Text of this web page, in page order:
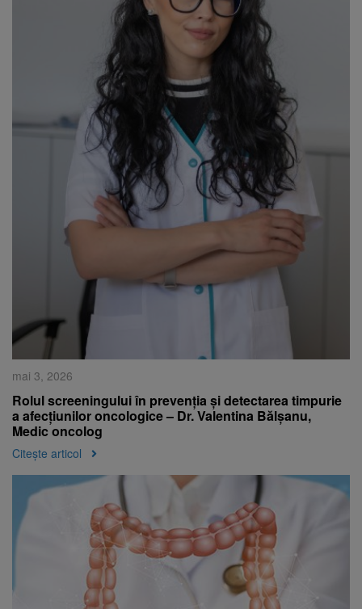
mai 3, 2026
Rolul screeningului în prevenția și detectarea timpurie
a afecțiunilor oncologice – Dr. Valentina Bălșanu,
Medic oncolog
Citește articol